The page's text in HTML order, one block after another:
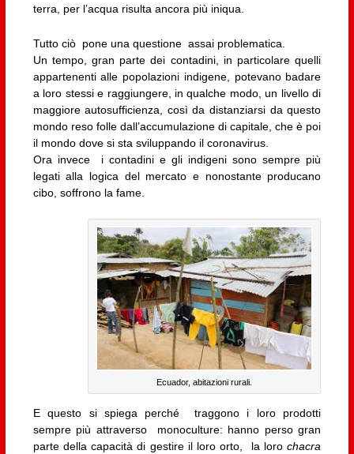
terra, per l’acqua risulta ancora più iniqua.
Tutto ciò pone una questione assai problematica.
Un tempo, gran parte dei contadini, in particolare quelli
appartenenti alle popolazioni indigene, potevano badare
a loro stessi e raggiungere, in qualche modo, un livello di
maggiore autosufficienza, così da distanziarsi da questo
mondo reso folle dall’accumulazione di capitale, che è poi
il mondo dove si sta sviluppando il coronavirus.
Ora invece i contadini e gli indigeni sono sempre più
legati alla logica del mercato e nonostante producano
cibo, soffrono la fame.
Ecuador, abitazioni rurali.
E questo si spiega perché traggono i loro prodotti
sempre più attraverso monoculture: hanno perso gran
parte della capacità di gestire il loro orto, la lorochacra